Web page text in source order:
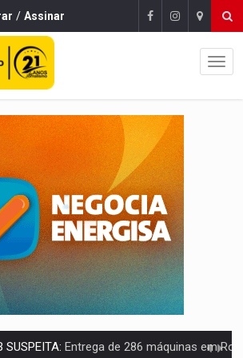
/ Assinar
Reter até 50% no distrato imobiliário é legal, mas não pode